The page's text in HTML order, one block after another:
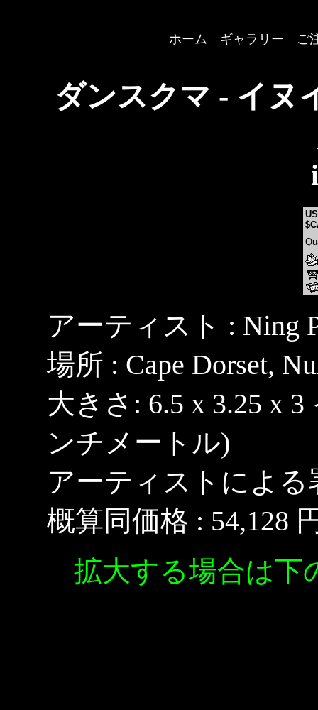
ホーム ギャラリー ご
ダンスクマ - イヌ
アーティスト : Ning
場所 : Cape Dorset,
大きさ: 6.5 x 3.25 x 3
ンチメートル)
アーティストによる
概算同価格 : 54,128
拡大する場合は下